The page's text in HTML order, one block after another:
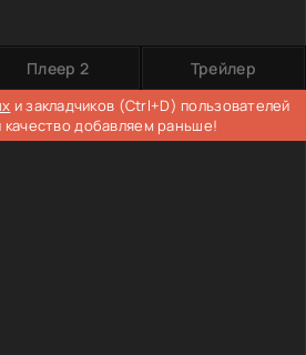
Плеер 2 Трейлер
и закладчиков (Ctrl+D) пользователей
качество добавляем раньше!